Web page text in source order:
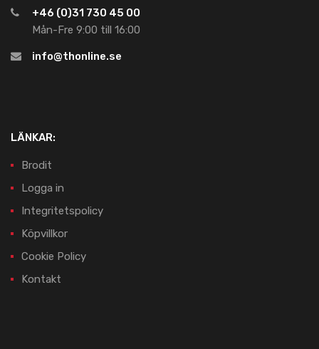
+46 (0)31 730 45 00
Mån-Fre 9:00 till 16:00
info@thonline.se
LÄNKAR:
Brodit
Logga in
Integritetspolicy
Köpvillkor
Cookie Policy
Kontakt